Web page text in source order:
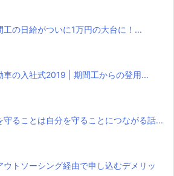
工の日給がついに1万円の大台に！...
車の入社式2019 | 期間工からの登用...
守ることは自分を守ることにつながる話...
ウトソーシング経由で申し込むデメリッ